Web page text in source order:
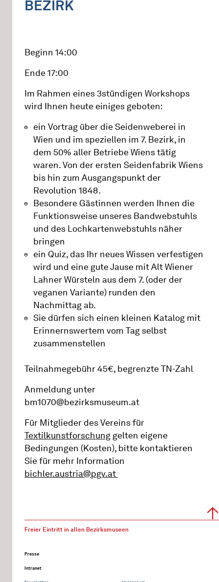
BEZIRK
Beginn 14:00
Ende 17:00
Im Rahmen eines 3stündigen Workshops
wird Ihnen heute einiges geboten:
ein Vortrag über die Seidenweberei in
Wien und im speziellen im 7. Bezirk, in
dem 50% aller Betriebe Wiens tätig
waren. Von der ersten Seidenfabrik Wiens
bis hin zum Ausgangspunkt der
Revolution 1848.
Besondere Gästinnen werden Ihnen die
Funktionsweise unseres Bandwebstuhls
und des Lochkartenwebstuhls näher
bringen
ein Quiz, das Ihr neues Wissen verfestigen
wird und eine gute Jause mit Alt Wiener
Lahner Würsteln aus dem 7. (oder der
veganen Variante) runden den
Nachmittag ab.
Sie dürfen sich einen kleinen Katalog mit
Erinnernswertem vom Tag selbst
zusammenstellen
Teilnahmegebühr 45€, begrenzte TN-Zahl
Anmeldung unter
bm1070@bezirksmuseum.at
Für Mitglieder des Vereins für
Textilkunstforschung gelten eigene
Bedingungen (Kosten), bitte kontaktieren
Sie für mehr Information
bichler.austria@pgv.at
Freier Eintritt in allen Bezirksmuseen
Presse
Intranet